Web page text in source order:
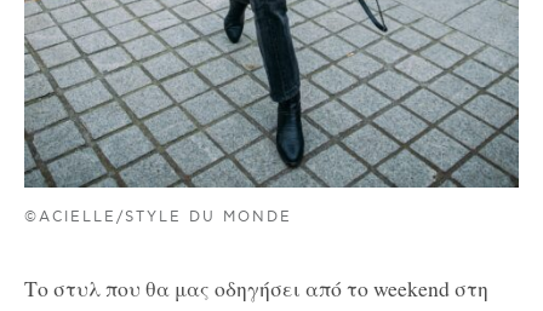
©ACIELLE/STYLE DU MONDE
Το στυλ που θα μας οδηγήσει από το weekend στη